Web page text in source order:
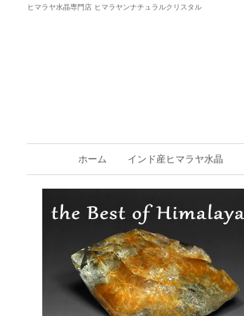
ヒマラヤ水晶専門店 ヒマラヤンナチュラルクリスタル
ホーム インド産ヒマラヤ水晶